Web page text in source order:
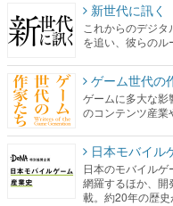
新世代に訊く
これからのデジ
を追い、彼らのル
ゲーム世代の
ゲームに多大な影
のコンテンツ産業
日本モバイル
日本のモバイル
網羅するほか、開
載。約20年の歴史